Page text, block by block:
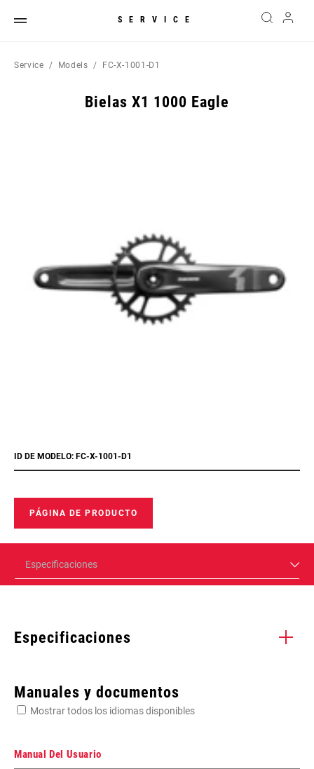
SERVICE
Service Models FC-X-1001-D1
Bielas X1 1000 Eagle
ID DE MODELO: FC-X-1001-D1
PÁGINA DE PRODUCTO
Especificaciones
Especificaciones
Manuales y documentos
Mostrar todos los idiomas disponibles
Manual Del Usuario